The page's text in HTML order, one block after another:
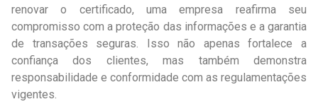
renovar o certificado, uma empresa reafirma seu
compromisso com a proteção das informações e a garantia
de transações seguras. Isso não apenas fortalece a
confiança dos clientes, mas também demonstra
responsabilidade e conformidade com as regulamentações
vigentes.